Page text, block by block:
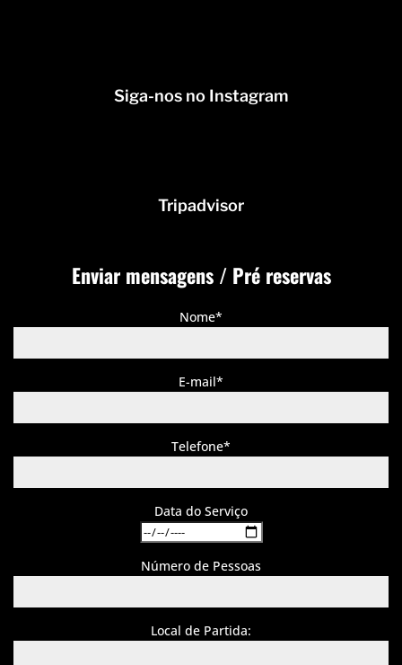
Siga-nos no Instagram
Tripadvisor
Enviar mensagens / Pré reservas
Nome*
E-mail*
Telefone*
Data do Serviço
Número de Pessoas
Local de Partida: